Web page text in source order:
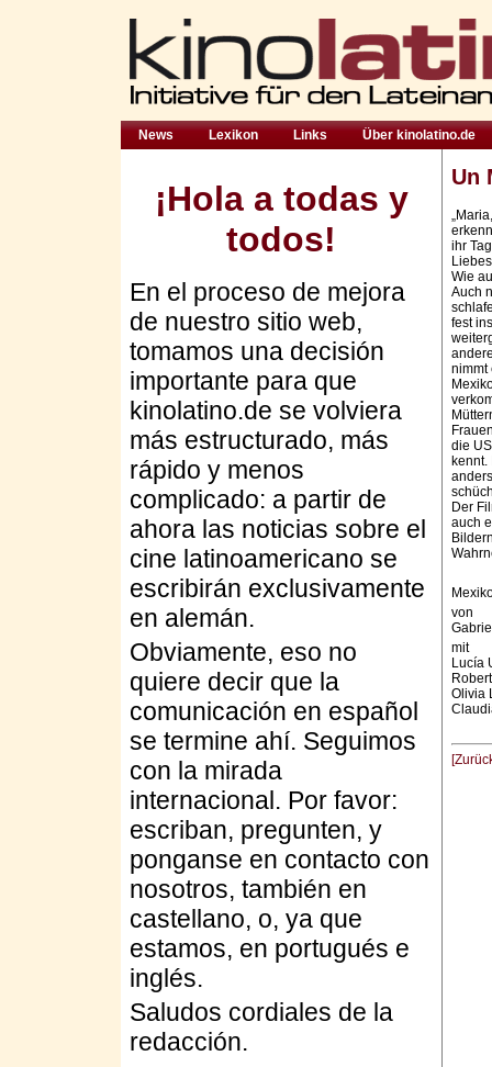
News Lexikon Links Über kinolatino.de
¡Hola a todas y
todos!
En el proceso de mejora
de nuestro sitio web,
tomamos una decisión
importante para que
kinolatino.de se volviera
más estructurado, más
rápido y menos
complicado: a partir de
ahora las noticias sobre el
cine latinoamericano se
escribirán exclusivamente
en alemán.
Obviamente, eso no
quiere decir que la
comunicación en español
se termine ahí. Seguimos
con la mirada
internacional. Por favor:
escriban, pregunten, y
ponganse en contacto con
nosotros, también en
castellano, o, ya que
estamos, en portugués e
inglés.
Saludos cordiales de la
redacción.
Un
ihr
Wie
Auch
fest
nimmt
die
kennt.
Der
auch
von
mit
Lucía
Olivia